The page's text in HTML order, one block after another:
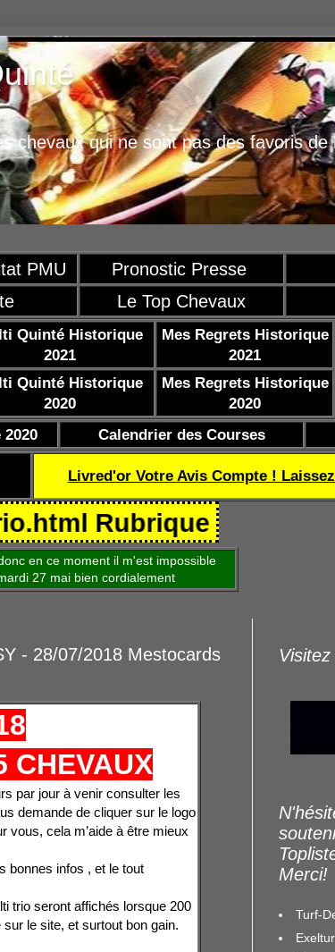
chevaux qui ne sont pas des favoris de
PMU Pronostic Presse
Le Top Chevaux
Quinté Historique
2021
Mes Regrets Historique
2021
Quinté Historique
2020
Mes Regrets Historique
2020
Calendrier des Courses
Livred'or Votre Avis Compte !
Coef de
en ce moment il m'est impossible
27 mai bien cordialement
- 28/07/2018 Mestocards
CHEVAUX
par jour à venir consulter les
demande de cliquer sur le logo
vous, cela m’aide à être mieux
bonnes infos , et le tout
trio seront affichés lorsque 200
le site, et surtout bon gain.
Merci!
Turf-